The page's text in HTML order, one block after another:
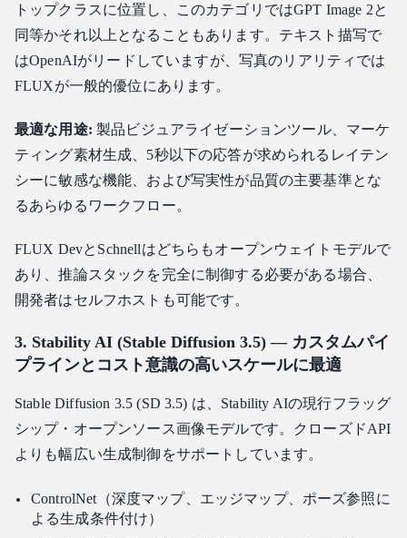
トップクラスに位置し、このカテゴリではGPT Image 2と
同等かそれ以上となることもあります。テキスト描写で
はOpenAIがリードしていますが、写真のリアリティでは
FLUXが一般的優位にあります。
最適な用途: 製品ビジュアライゼーションツール、マーケ
ティング素材生成、5秒以下の応答が求められるレイテン
シーに敏感な機能、および写実性が品質の主要基準とな
るあらゆるワークフロー。
FLUX DevとSchnellはどちらもオープンウェイトモデルで
あり、推論スタックを完全に制御する必要がある場合、
開発者はセルフホストも可能です。
3. Stability AI (Stable Diffusion 3.5) — カスタムパイ
プラインとコスト意識の高いスケールに最適
Stable Diffusion 3.5 (SD 3.5) は、Stability AIの現行フラッグ
シップ・オープンソース画像モデルです。クローズドAPI
よりも幅広い生成制御をサポートしています。
ControlNet（深度マップ、エッジマップ、ポーズ参照に
よる生成条件付け）